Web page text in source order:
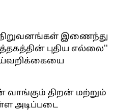
நிறுவனங்கள் இணைந்து
புதிய எல்லை''
வாங்கும் திறன் மற்றும்
அடிப்படை